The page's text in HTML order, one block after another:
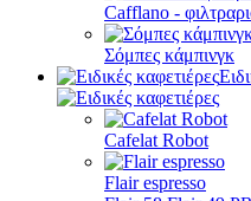
Cafflano -
Σόμπες κάμπινγκ
Cafelat Robot
Flair espresso